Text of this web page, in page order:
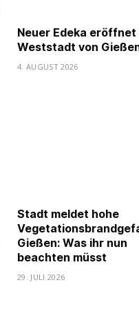
Neuer Edeka eröffnet
Weststadt von
4. AUGUST 2026
Stadt meldet hohe
Gießen: Was ihr nun
beachten müsst
29. JULI 2026